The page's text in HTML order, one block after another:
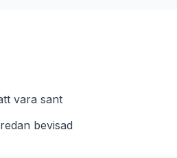
vara sant
bevisad